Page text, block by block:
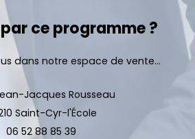
ce programme ?
dans notre espace de vente...
Jacques Rousseau
Saint-Cyr-l'École
06 52 88 85 39